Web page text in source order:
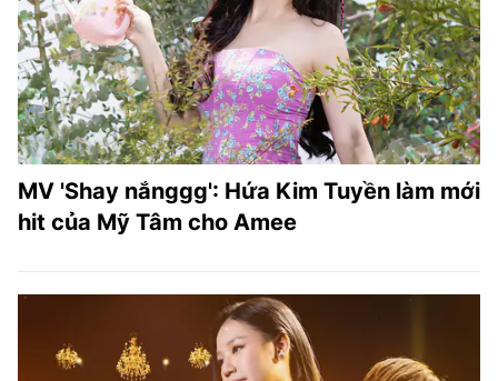
MV 'Shay nắnggg': Hứa Kim Tuyền làm mới
hit của Mỹ Tâm cho Amee